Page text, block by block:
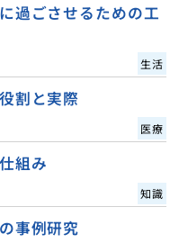
過ごさせるための工
生活
割と実際
医療
組み
知識
事例研究